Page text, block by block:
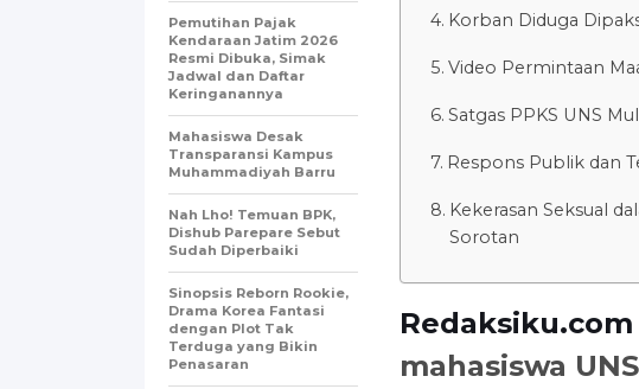
Korban Diduga
Video Permintaan
Satgas PPKS UNS
Respons Publik dan
Kekerasan Seksual
Sorotan
Redaksiku.com
mahasiswa UNS
Pemutihan Pajak
Kendaraan Jatim 2026
Resmi Dibuka, Simak
Jadwal dan Daftar
Keringanannya
Mahasiswa Desak
Transparansi Kampus
Muhammadiyah Barru
Nah Lho! Temuan BPK,
Dishub Parepare Sebut
Sudah Diperbaiki
Sinopsis Reborn Rookie,
Drama Korea Fantasi
dengan Plot Tak
Terduga yang Bikin
Penasaran